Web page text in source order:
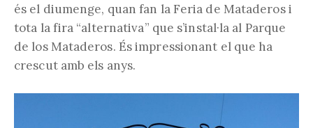
és el diumenge, quan fan la Feria de Mataderos i
tota la fira “alternativa” que s’instal·la al Parque
de los Mataderos. És impressionant el que ha
crescut amb els anys.